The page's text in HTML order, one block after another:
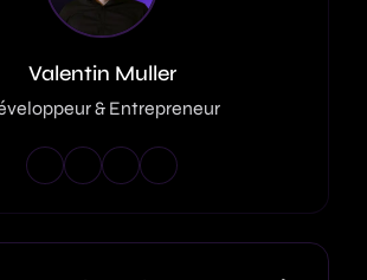
Valentin Muller
& Entrepreneur